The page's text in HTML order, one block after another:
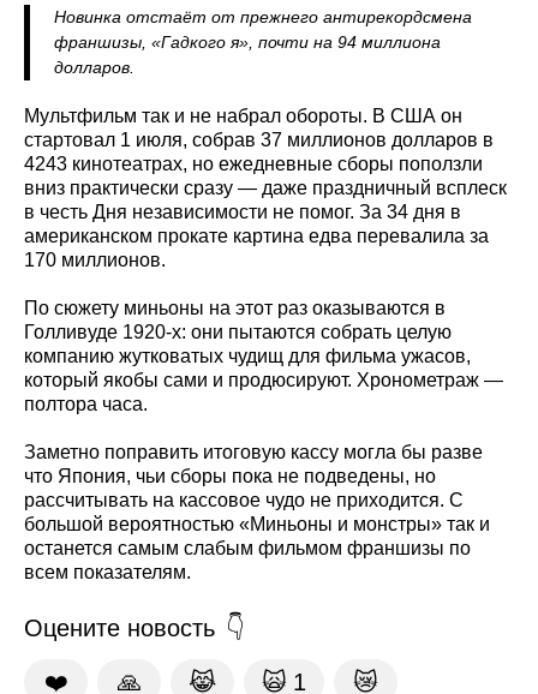
Новинка отстаёт от прежнего антирекордсмена
франшизы, «Гадкого я», почти на 94 миллиона
долларов.
Мультфильм так и не набрал обороты. В США он
стартовал 1 июля, собрав 37 миллионов долларов в
4243 кинотеатрах, но ежедневные сборы поползли
вниз практически сразу — даже праздничный всплеск
в честь Дня независимости не помог. За 34 дня в
американском прокате картина едва перевалила за
170 миллионов.
По сюжету миньоны на этот раз оказываются в
Голливуде 1920-х: они пытаются собрать целую
компанию жутковатых чудищ для фильма ужасов,
который якобы сами и продюсируют. Хронометраж —
полтора часа.
Заметно поправить итоговую кассу могла бы разве
что Япония, чьи сборы пока не подведены, но
рассчитывать на кассовое чудо не приходится. С
большой вероятностью «Миньоны и монстры» так и
останется самым слабым фильмом франшизы по
всем показателям.
Оцените новость
❤️ 🙏 😹 🙀 1 😿